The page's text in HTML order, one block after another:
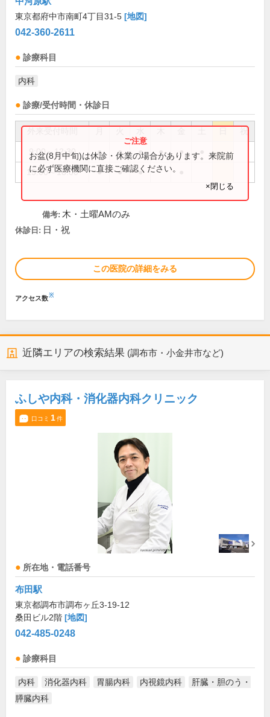
東京都府中市南町4丁目31-5 [地図]
042-360-2611
診療科目
内科
診療/受付時間・休診日
祝
9:00～12:30 ● ● ● ● ●
15:00～18:00 ● ● ●
お盆(8月中旬)は休診・休業の場合があります。来院前
に必ず医療機関に直接ご確認ください。
×閉じる
備考: 木・土曜AMのみ
休診日: 日・祝
この医院の詳細をみる
アクセス数※
近隣エリアの検索結果 (調布市・小金井市など)
ふしや内科・消化器内科クリニック
口コミ 1件
所在地・電話番号
布田駅
東京都調布市調布ヶ丘3-19-12
桑田ビル2階 [地図]
042-485-0248
診療科目
内科 消化器内科 胃腸内科 内視鏡内科
肝臓・胆のう・
膵臓内科